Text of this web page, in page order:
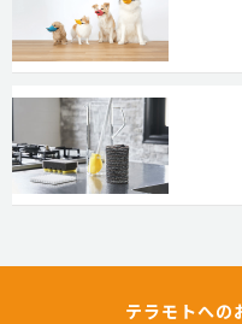
テラモトへの